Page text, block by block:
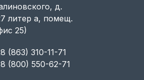
д.
литер а, помещ.
25)
8 (863) 310-11-71
8 (800) 550-62-71